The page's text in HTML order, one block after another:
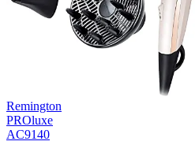
Remington
PROluxe
AC9140